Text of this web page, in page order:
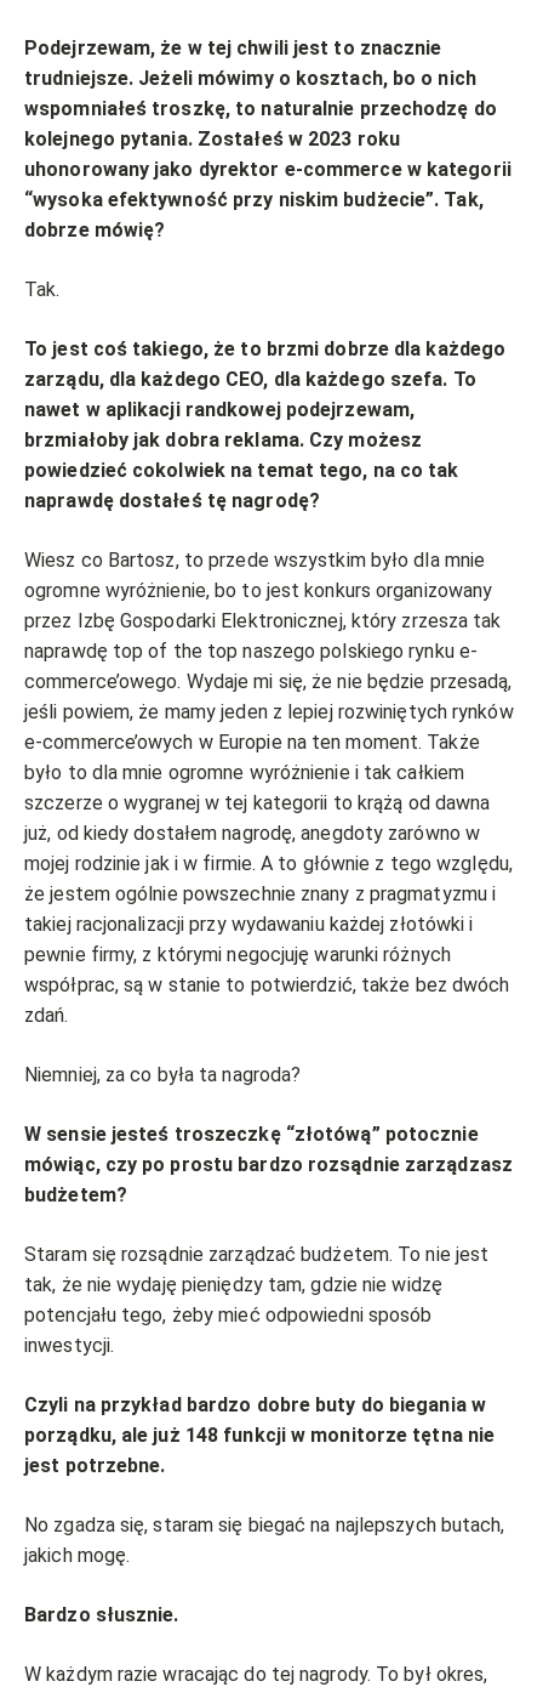
Podejrzewam, że w tej chwili jest to znacznie
trudniejsze. Jeżeli mówimy o kosztach, bo o nich
wspomniałeś troszkę, to naturalnie przechodzę do
kolejnego pytania. Zostałeś w 2023 roku
uhonorowany jako dyrektor e-commerce w kategorii
“wysoka efektywność przy niskim budżecie”. Tak,
dobrze mówię?
Tak.
To jest coś takiego, że to brzmi dobrze dla każdego
zarządu, dla każdego CEO, dla każdego szefa. To
nawet w aplikacji randkowej podejrzewam,
brzmiałoby jak dobra reklama. Czy możesz
powiedzieć cokolwiek na temat tego, na co tak
naprawdę dostałeś tę nagrodę?
Wiesz co Bartosz, to przede wszystkim było dla mnie
ogromne wyróżnienie, bo to jest konkurs organizowany
przez Izbę Gospodarki Elektronicznej, który zrzesza tak
naprawdę top of the top naszego polskiego rynku e-
commerce’owego. Wydaje mi się, że nie będzie przesadą,
jeśli powiem, że mamy jeden z lepiej rozwiniętych rynków
e-commerce’owych w Europie na ten moment. Także
było to dla mnie ogromne wyróżnienie i tak całkiem
szczerze o wygranej w tej kategorii to krążą od dawna
już, od kiedy dostałem nagrodę, anegdoty zarówno w
mojej rodzinie jak i w firmie. A to głównie z tego względu,
że jestem ogólnie powszechnie znany z pragmatyzmu i
takiej racjonalizacji przy wydawaniu każdej złotówki i
pewnie firmy, z którymi negocjuję warunki różnych
współprac, są w stanie to potwierdzić, także bez dwóch
zdań.
Niemniej, za co była ta nagroda?
W sensie jesteś troszeczkę “złotówą” potocznie
mówiąc, czy po prostu bardzo rozsądnie zarządzasz
budżetem?
Staram się rozsądnie zarządzać budżetem. To nie jest
tak, że nie wydaję pieniędzy tam, gdzie nie widzę
potencjału tego, żeby mieć odpowiedni sposób
inwestycji.
Czyli na przykład bardzo dobre buty do biegania w
porządku, ale już 148 funkcji w monitorze tętna nie
jest potrzebne.
No zgadza się, staram się biegać na najlepszych butach,
jakich mogę.
Bardzo słusznie.
W każdym razie wracając do tej nagrody. To był okres,